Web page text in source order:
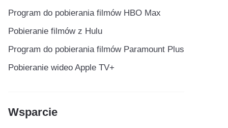
Program do pobierania filmów HBO Max
Pobieranie filmów z Hulu
Program do pobierania filmów Paramount Plus
Pobieranie wideo Apple TV+
Wsparcie